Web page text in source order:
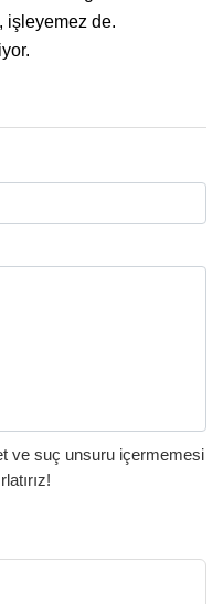
işleyemez de.
ve suç unsuru içermemesi